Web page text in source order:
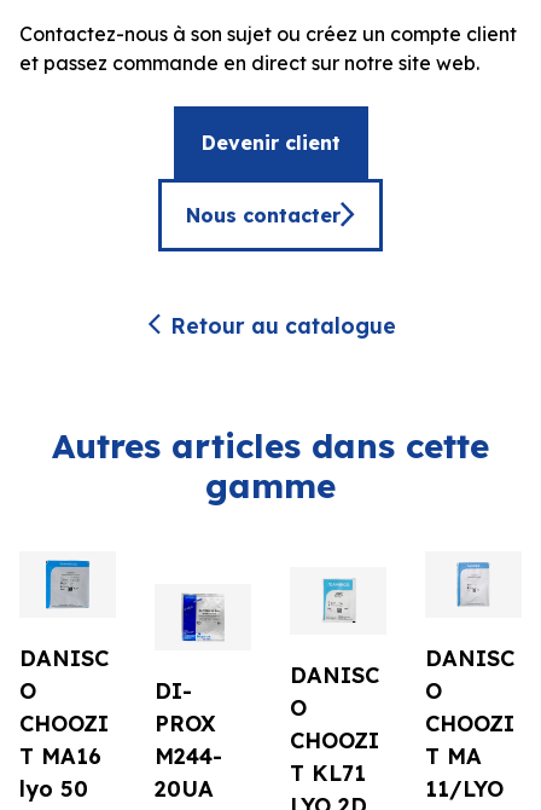
Contactez-nous à son sujet ou créez un compte client
et passez commande en direct sur notre site web.
Devenir client
Nous contacter
Retour au catalogue
Autres articles dans cette
gamme
DANISC
O
CHOOZI
T MA16
lyo 50
DI-
PROX
M244-
20UA
DANISC
O
CHOOZI
T KL71
DANISC
O
CHOOZI
T MA
11/LYO